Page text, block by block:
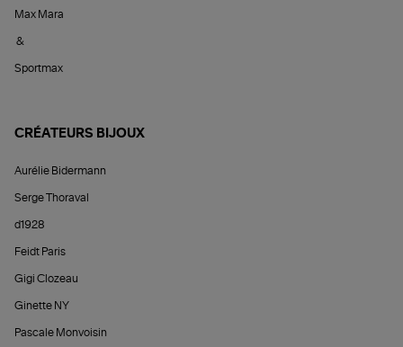
Max Mara
&
Sportmax
CRÉATEURS BIJOUX
Aurélie Bidermann
Serge Thoraval
d1928
Feidt Paris
Gigi Clozeau
Ginette NY
Pascale Monvoisin